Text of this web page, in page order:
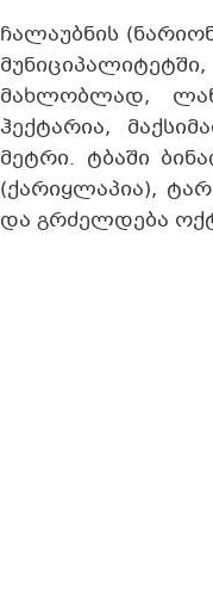
ჩალაუბნის
მახლობლად,
ჰექტარია,
მეტრი. ტბაში
(ქარიყლაპია),
და გრძელდება